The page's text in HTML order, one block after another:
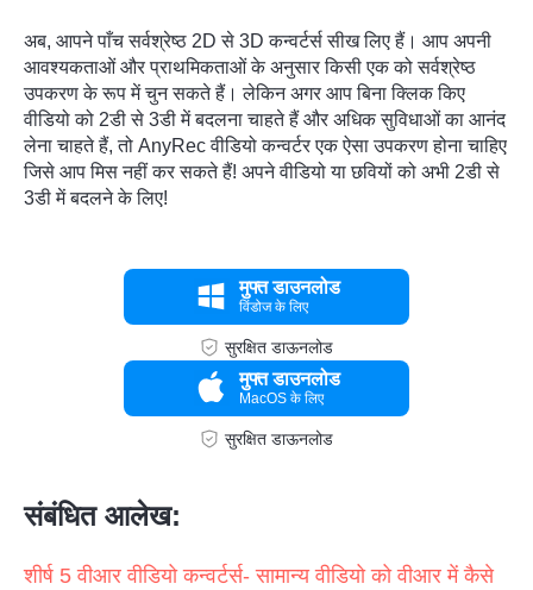
अब, आपने पाँच सर्वश्रेष्ठ 2D से 3D कन्वर्टर्स सीख लिए हैं। आप अपनी
आवश्यकताओं और प्राथमिकताओं के अनुसार किसी एक को सर्वश्रेष्ठ
उपकरण के रूप में चुन सकते हैं। लेकिन अगर आप बिना क्लिक किए
वीडियो को 2डी से 3डी में बदलना चाहते हैं और अधिक सुविधाओं का आनंद
लेना चाहते हैं, तो AnyRec वीडियो कन्वर्टर एक ऐसा उपकरण होना चाहिए
जिसे आप मिस नहीं कर सकते हैं! अपने वीडियो या छवियों को अभी 2डी से
3डी में बदलने के लिए!
मुफ्त डाउनलोड
विंडोज के लिए
सुरक्षित डाऊनलोड
मुफ्त डाउनलोड
MacOS के लिए
सुरक्षित डाऊनलोड
संबंधित आलेख:
शीर्ष 5 वीआर वीडियो कन्वर्टर्स- सामान्य वीडियो को वीआर में कैसे